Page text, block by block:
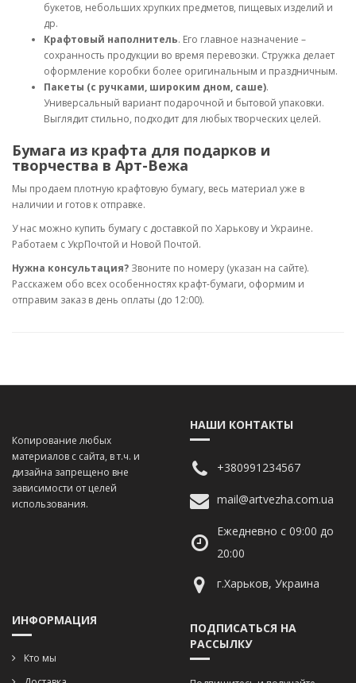
букетов, небольших хрупких предметов, пищевых изделий и
др.
Крафтовый наполнитель. Его главное назначение –
сохранность продукции во время перевозки. Стружка делает
оформление коробки более оригинальным и праздничным.
Пакеты (с ручками, широким дном, саше).
Универсальный вариант подарочной и бытовой упаковки.
Выглядит стильно, подходит для любых творческих целей.
Бумага из крафта для подарков и
творчества в Арт-Вежа
Мы продаем плотную крафтовую бумагу, весь материал уже в
наличии и готов к отправке.
У нас можно купить бумагу с доставкой по Харькову и Украине.
Работаем с УкрПочтой и Новой Почтой.
Нужна консультация? Звоните по номеру (указан на сайте).
Расскажем обо всех особенностях крафт-бумаги, оформим и
отправим заказ в день оплаты (до 12:00).
Копирование любых
материалов с сайта, в т.ч. и
дизайна запрещено вне
зависимости от целей
использования.
НАШИ КОНТАКТЫ
+380991234567
mail@artvezha.com.ua
Ежедневно с 09:00 до
20:00
г.Харьков, Украина
ИНФОРМАЦИЯ
Кто мы
ПОДПИСАТЬСЯ НА
РАССЫЛКУ